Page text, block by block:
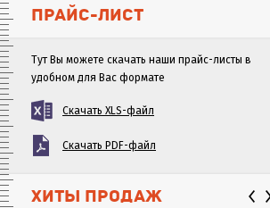
ПРАЙС-ЛИСТ
Тут Вы можете скачать наши прайс-листы в
удобном для Вас формате
Скачать XLS-файл
Скачать PDF-файл
ХИТЫ ПРОДАЖ